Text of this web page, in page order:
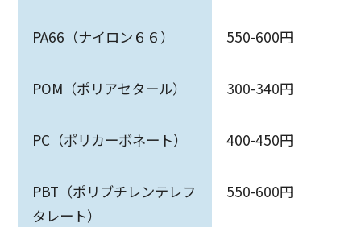
PA66（ナイロン６６） 550-600円
POM（ポリアセタール） 300-340円
PC（ポリカーボネート） 400-450円
PBT（ポリブチレンテレフ
タレート）
550-600円